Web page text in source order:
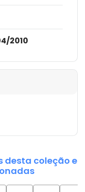
2010
desta coleção e